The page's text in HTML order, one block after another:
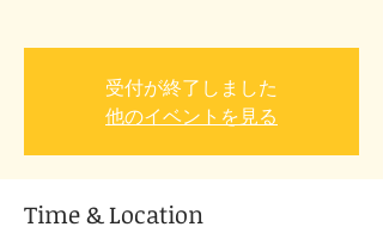
受付が終了しました
他のイベントを見る
Time & Location